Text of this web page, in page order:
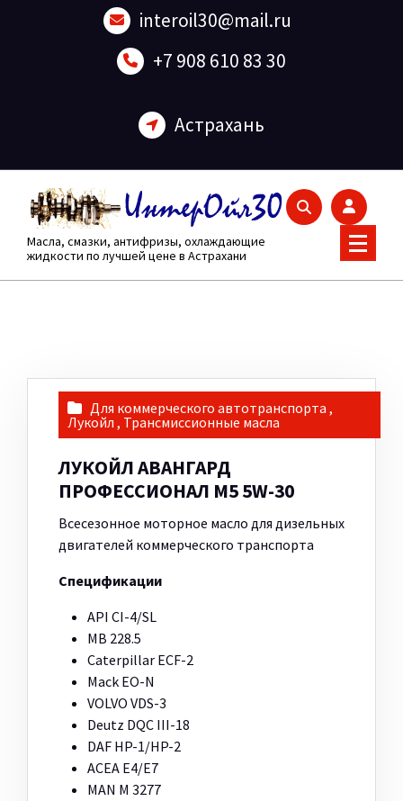
interoil30@mail.ru
+7 908 610 83 30
Астрахань
Масла, смазки, антифризы, охлаждающие
жидкости по лучшей цене в Астрахани
Для коммерческого автотранспорта ,
Лукойл , Трансмиссионные масла
ЛУКОЙЛ АВАНГАРД
ПРОФЕССИОНАЛ M5 5W-30
Всесезонное моторное масло для дизельных
двигателей коммерческого транспорта
Спецификации
API CI-4/SL
MB 228.5
Caterpillar ECF-2
Mack EO-N
VOLVO VDS-3
Deutz DQC III-18
DAF HP-1/HP-2
ACEA E4/E7
MAN M 3277